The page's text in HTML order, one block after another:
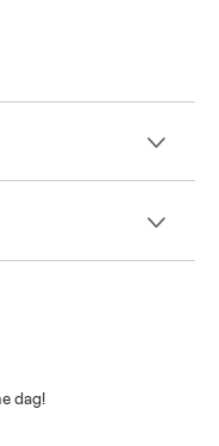
dag!